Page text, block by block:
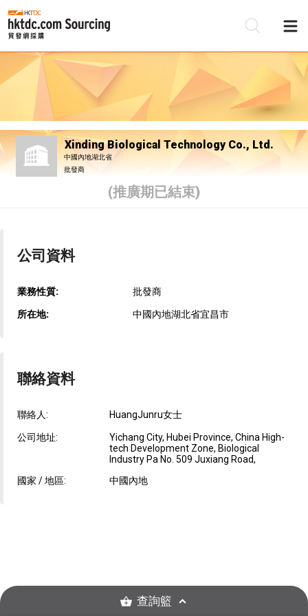
Xinding Biological Technology Co., Ltd.
中國內地湖北省
批發商
(推廣期已結束)
公司資料
業務性質: 批發商
所在地: 中國內地湖北省宜昌市
聯絡資料
聯絡人: HuangJunru女士
公司地址:
Yichang City, Hubei Province, China High-
tech Development Zone, Biological
Industry Pa No. 509 Juxiang Road,
國家 / 地區:
中國內地
查詢籃